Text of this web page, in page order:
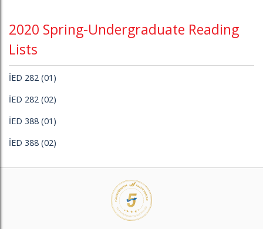
2020 Spring-Undergraduate Reading
Lists
İED 282 (01)
İED 282 (02)
İED 388 (01)
İED 388 (02)